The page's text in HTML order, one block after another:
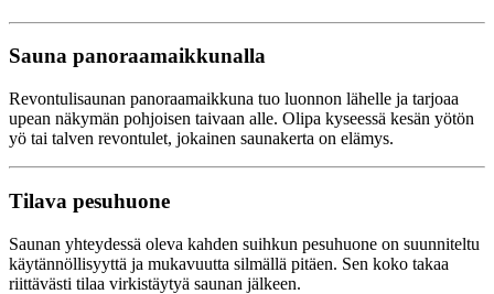
Sauna panoraamaikkunalla
Revontulisaunan panoraamaikkuna tuo luonnon lähelle ja tarjoaa
upean näkymän pohjoisen taivaan alle. Olipa kyseessä kesän yötön
yö tai talven revontulet, jokainen saunakerta on elämys.
Tilava pesuhuone
Saunan yhteydessä oleva kahden suihkun pesuhuone on suunniteltu
käytännöllisyyttä ja mukavuutta silmällä pitäen. Sen koko takaa
riittävästi tilaa virkistäytyä saunan jälkeen.